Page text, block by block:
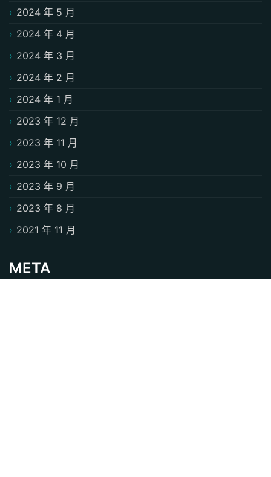
2024 年 5 月
2024 年 4 月
2024 年 3 月
2024 年 2 月
2024 年 1 月
2023 年 12 月
2023 年 11 月
2023 年 10 月
2023 年 9 月
2023 年 8 月
2021 年 11 月
META